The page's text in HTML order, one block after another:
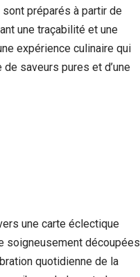
préparés à partir de
une traçabilité et une
expérience culinaire qui
saveurs pures et d’une
une carte éclectique
soigneusement découpées
quotidienne de la